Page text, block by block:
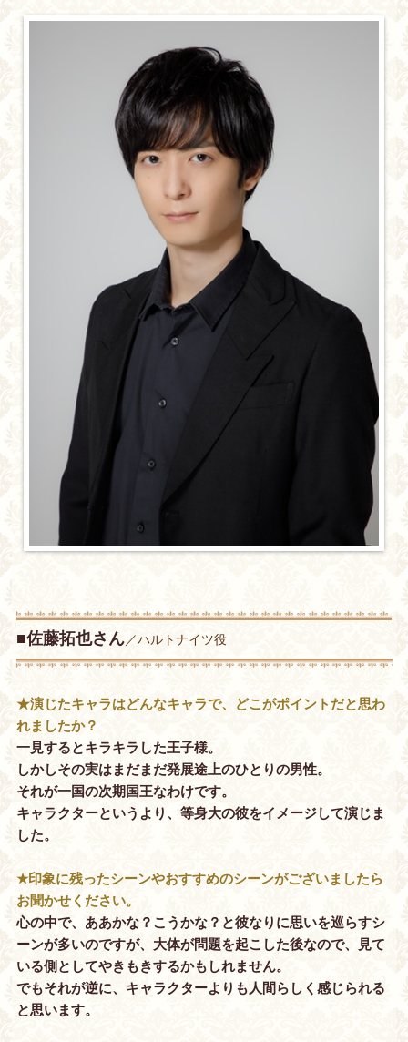
■佐藤拓也さん／ハルトナイツ役
★演じたキャラはどんなキャラで、どこがポイントだと思わ
れましたか？
一見するとキラキラした王子様。
しかしその実はまだまだ発展途上のひとりの男性。
それが一国の次期国王なわけです。
キャラクターというより、等身大の彼をイメージして演じま
した。
★印象に残ったシーンやおすすめのシーンがございましたら
お聞かせください。
心の中で、ああかな？こうかな？と彼なりに思いを巡らすシ
ーンが多いのですが、大体が問題を起こした後なので、見て
いる側としてやきもきするかもしれません。
でもそれが逆に、キャラクターよりも人間らしく感じられる
と思います。